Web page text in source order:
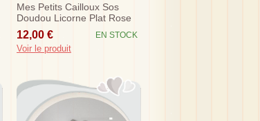
Mes Petits Cailloux Sos
Doudou Licorne Plat Rose
Argent Blanc
12,00 € EN STOCK
Voir le produit